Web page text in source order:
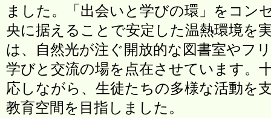
ました。「出会いと学びの環」をコン
央に据えることで安定した温熱環境を
は、自然光が注ぐ開放的な図書室やフ
学びと交流の場を点在させています。
応しながら、生徒たちの多様な活動を
教育空間を目指しました。